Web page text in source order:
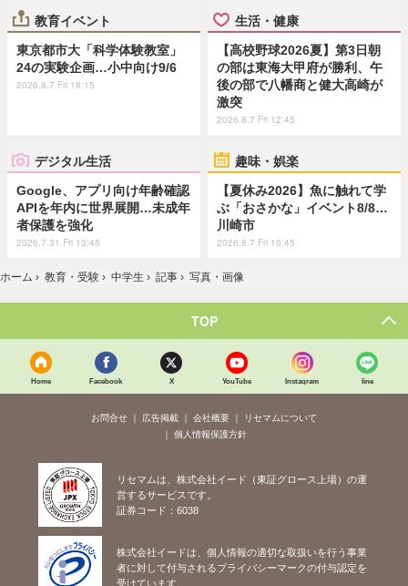
教育イベント
東京都市大「科学体験教室」
24の実験企画…小中向け9/6
2026.8.7 Fri 18:15
生活・健康
【高校野球2026夏】第3日朝
の部は東海大甲府が勝利、午
後の部で八幡商と健大高崎が
激突
2026.8.7 Fri 12:45
デジタル生活
Google、アプリ向け年齢確認
APIを年内に世界展開…未成年
者保護を強化
2026.7.31 Fri 13:45
趣味・娯楽
【夏休み2026】魚に触れて学
ぶ「おさかな」イベント8/8…
川崎市
2026.8.7 Fri 10:45
ホーム › 教育・受験 › 中学生 › 記事 › 写真・画像
TOP
Home Facebook X YouTube Instagram line
お問合せ 広告掲載 会社概要
リセマムについて
個人情報保護方針
リセマムは、株式会社イード（東証グロース上場）の運
営するサービスです。
証券コード：6038
株式会社イードは、個人情報の適切な取扱いを行う事業
者に対して付与されるプライバシーマークの付与認定を
受けています。